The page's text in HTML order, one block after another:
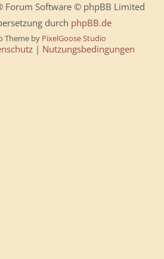
Forum Software © phpBB Limited
durch phpBB.de
Theme by PixelGoose Studio
| Nutzungsbedingungen